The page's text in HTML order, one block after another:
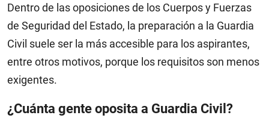
Dentro de las oposiciones de los Cuerpos y Fuerzas
de Seguridad del Estado, la preparación a la Guardia
Civil suele ser la más accesible para los aspirantes,
entre otros motivos, porque los requisitos son menos
exigentes.
¿Cuánta gente oposita a Guardia Civil?